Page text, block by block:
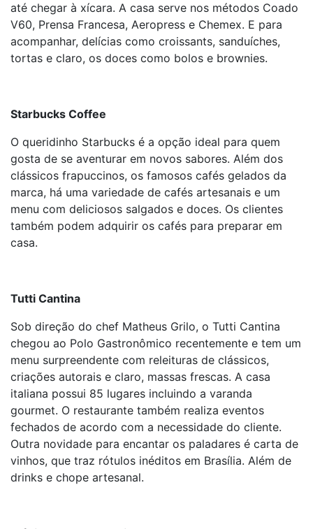
até chegar à xícara. A casa serve nos métodos Coado
V60, Prensa Francesa, Aeropress e Chemex. E para
acompanhar, delícias como croissants, sanduíches,
tortas e claro, os doces como bolos e brownies.
Starbucks Coffee
O queridinho Starbucks é a opção ideal para quem
gosta de se aventurar em novos sabores. Além dos
clássicos frapuccinos, os famosos cafés gelados da
marca, há uma variedade de cafés artesanais e um
menu com deliciosos salgados e doces. Os clientes
também podem adquirir os cafés para preparar em
casa.
Tutti Cantina
Sob direção do chef Matheus Grilo, o Tutti Cantina
chegou ao Polo Gastronômico recentemente e tem um
menu surpreendente com releituras de clássicos,
criações autorais e claro, massas frescas. A casa
italiana possui 85 lugares incluindo a varanda
gourmet. O restaurante também realiza eventos
fechados de acordo com a necessidade do cliente.
Outra novidade para encantar os paladares é carta de
vinhos, que traz rótulos inéditos em Brasília. Além de
drinks e chope artesanal.